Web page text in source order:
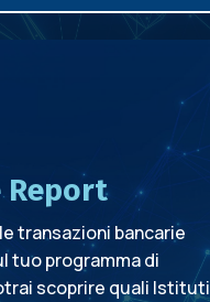
Report
transazioni bancarie
tuo programma di
scoprire quali Istituti